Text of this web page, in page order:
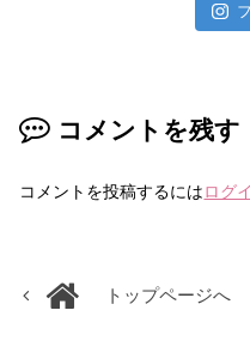
コメントを残す
コメントを投稿するにはログ
トップページへ